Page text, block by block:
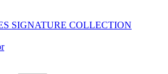
SIGNATURE COLLECTION